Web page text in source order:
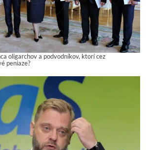
oligarchov a podvodníkov, ktorí cez
peniaze?